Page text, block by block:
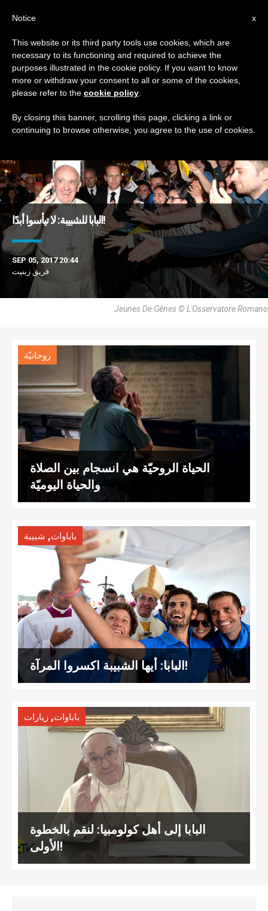
DAY
September 5th, 2017
DERNIÈRES NOUVELLES
البابا للشبيبة: لا تيأسوا أبدًا!
SEP 05, 2017 20:44
فريق زينيت
Jeunes De Gênes © L'Osservatore Romano
روحانيّة
الحياة الروحيّة هي انسجام بين الصلاة
والحياة اليوميّة
باباوات, شبيبة
البابا: أيها الشبيبة اكسروا المرآة!
باباوات, زيارات
البابا إلى أهل كولومبيا: لنقم بالخطوة
الأولى!
x
Notice
This website or its third party tools use cookies, which are
necessary to its functioning and required to achieve the
purposes illustrated in the cookie policy. If you want to know
more or withdraw your consent to all or some of the cookies,
please refer to the cookie policy
By closing this banner, scrolling this page, clicking a link or
continuing to browse otherwise, you agree to the use of cookies.